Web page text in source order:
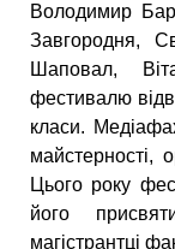
Володимир
Завгородня,
Шаповал,
фестивалю
класи.
майстерності,
Цього року
його
магістрантці